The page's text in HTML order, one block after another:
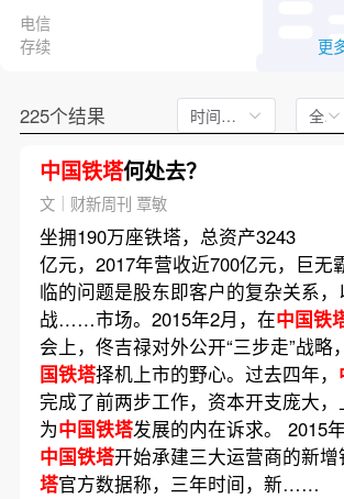
电信
存续
更
225个结果 时间不限 全文
中国铁塔何处去？
文｜财新周刊 覃敏
坐拥190万座铁塔，总资产3243
亿元，2017年营收近700亿元，巨无
临的问题是股东即客户的复杂关系
战……市场。2015年2月，在中国铁
会上，佟吉禄对外公开“三步走”战略
国铁塔择机上市的野心。过去四年，
完成了前两步工作，资本开支庞大
为中国铁塔发展的内在诉求。 2015
中国铁塔开始承建三大运营商的新增
塔官方数据称，三年时间，新……